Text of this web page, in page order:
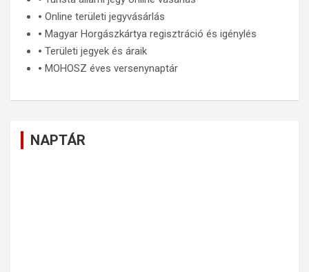
🞄 Online területi jegyvásárlás
🞄 Magyar Horgászkártya regisztráció és igénylés
🞄 Területi jegyek és áraik
🞄 MOHOSZ éves versenynaptár
NAPTÁR